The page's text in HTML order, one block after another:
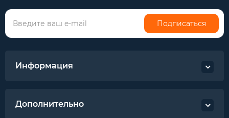
Подписаться
Информация
Дополнительно